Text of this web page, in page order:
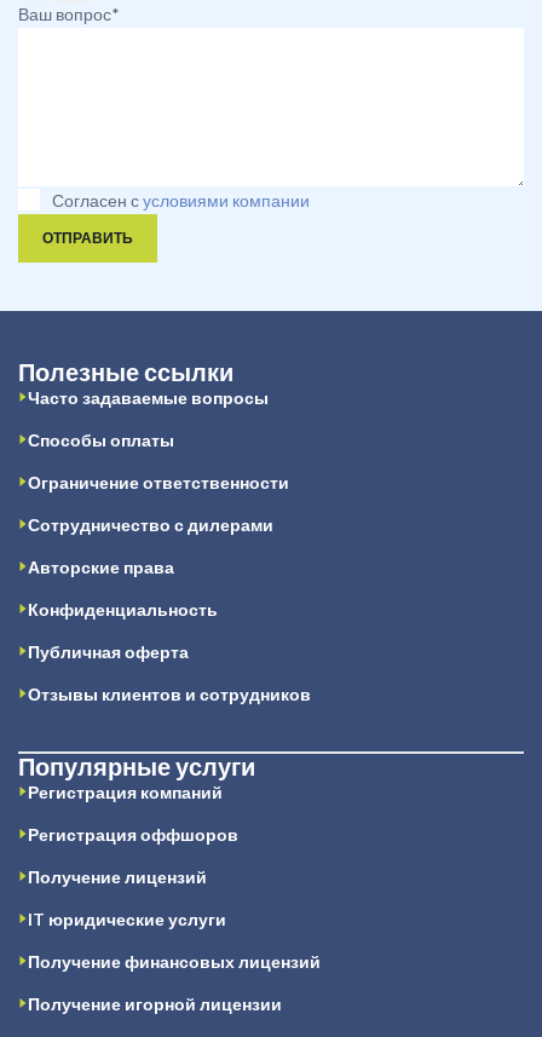
Ваш вопрос*
Согласен сусловиями компании
ОТПРАВИТЬ
Полезные ссылки
Часто задаваемые вопросы
Способы оплаты
Ограничение ответственности
Сотрудничество с дилерами
Авторские права
Конфиденциальность
Публичная оферта
Отзывы клиентов и сотрудников
Популярные услуги
Регистрация компаний
Регистрация оффшоров
Получение лицензий
IT юридические услуги
Получение финансовых лицензий
Получение игорной лицензии